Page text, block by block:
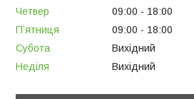
Четвер
09:00
18:00
Пʼятниця
09:00
18:00
Субота
Вихідний
Неділя
Вихідний